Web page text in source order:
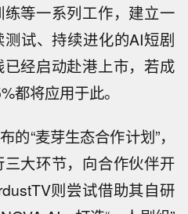
等一系列工作，建立一
试、持续进化的AI短剧
经启动赴港上市，若成
都将应用于此。
“麦芽生态合作计划”，
大环节，向合作伙伴开
则尝试借助其自研